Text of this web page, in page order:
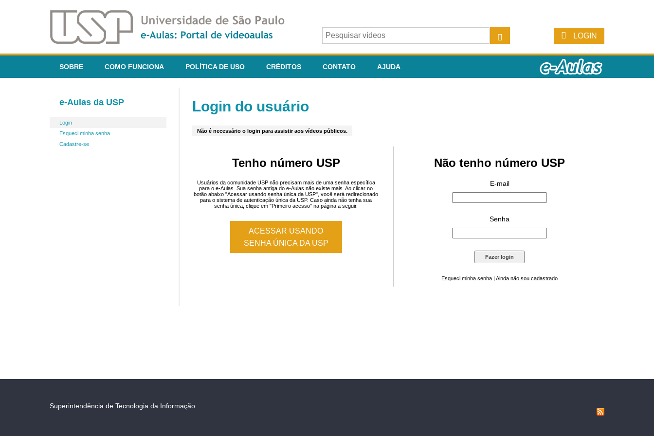
LOGIN
SOBRE COMO FUNCIONA POLÍTICA DE USO CRÉDITOS CONTATO AJUDA
e-Aulas da USP
Login
Esqueci minha senha
Cadastre-se
Login do usuário
Não é necessário o login para assistir aos vídeos públicos.
Tenho número USP
Usuários da comunidade USP não precisam mais de uma senha específica
para o e-Aulas. Sua senha antiga do e-Aulas não existe mais. Ao clicar no
botão abaixo "Acessar usando senha única da USP", você será redirecionado
para o sistema de autenticação única da USP. Caso ainda não tenha sua
senha única, clique em "Primeiro acesso" na página a seguir.
ACESSAR USANDO
SENHA ÚNICA DA USP
Não tenho número USP
E-mail
Senha
Esqueci minha senha | Ainda não sou cadastrado
Superintendência de Tecnologia da Informação